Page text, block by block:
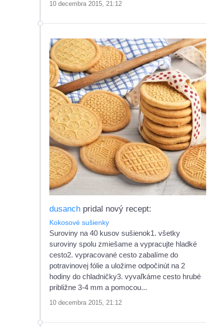
10 decembra 2015, 21:12
dusanch pridal nový recept:
Kokosové sušienky
Suroviny na 40 kusov sušienok1. všetky
suroviny spolu zmiešame a vypracujte hladké
cesto2. vypracované cesto zabalíme do
potravinovej fólie a uložime odpočinút na 2
hodiny do chladničky3. vyvaľkáme cesto hrubé
približne 3-4 mm a pomocou...
10 decembra 2015, 21:12